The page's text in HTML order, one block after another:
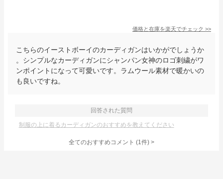
価格と在庫を楽天でチェック >>
こちらのイーストボーイのカーディガンはいかがでしょうか
。シンプルなカーディガンにシャンパン女神のロゴ刺繍がワ
ンポイントになって可愛いです。ラムウール素材で暖かいの
も良いですね。
回答された質問
制服の上に着るカーディガンのおすすめを教えてください
全てのおすすめコメント (1件) >